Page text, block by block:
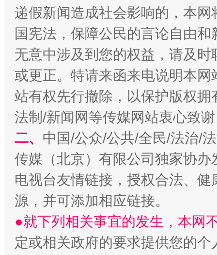
揭开“小金库”的免责幌子
受贿1.44亿！段成刚被判无期
递假新闻造成社会影响的，本
国宪法，保障公民的言论自由
无意中涉及到您的权益，请及
或更正。特请来函来电说明本
站有权先行撤除，以保护版权
法制/新闻网等传媒网站衷心致
二、 中国/公众/公共/全民/法治/
传媒（北京）有限公司独家协
电视台友情链接，授权合法、
源，并可添加相应链接。
●就下列相关事宜的发生，本网
定或相关政府的要求提供您的个